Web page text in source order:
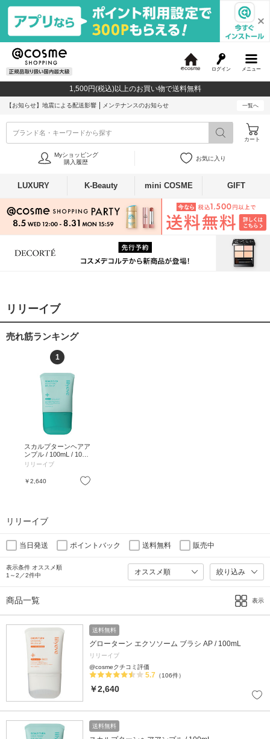
メニュー
ログイン
c
o
1,500円(税込)以上のお買い物で送料無料
【お知らせ】 地震による配送影響 メンテナンスのお知らせ 一覧へ
ブランド名・キーワードから探す
カート
Myショッピング
購入履歴
お気に入り
LUXURY K-Beauty mini COSME GIFT
リリーイブ
売れ筋ランキング
1
スカルプターンヘアア
ンプル / 100mL / 100
mL
リリーイブ
￥2,640
リリーイブ
当日発送 ポイントバック 送料無料 販売中
表示条件 オススメ順
1～2／2件中
絞り込み
商品一覧 表示
送料無料
グローターン エクソソーム ブラシ AP / 100mL
リリーイブ
@cosmeクチコミ評価
5.7 （106件）
￥2,640
送料無料